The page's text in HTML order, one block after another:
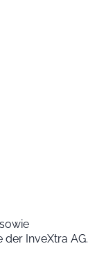
sowie
der InveXtra AG.